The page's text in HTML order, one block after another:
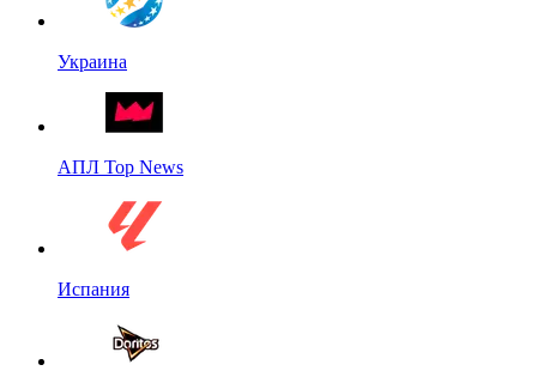
Украина
АПЛ Top News
Испания